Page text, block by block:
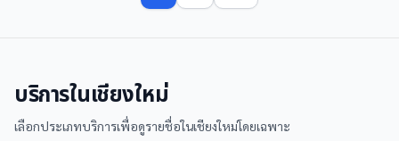
บริการในเชียงใหม่
เลือกประเภทบริการเพื่อดูรายชื่อในเชียงใหม่โดยเฉพาะ